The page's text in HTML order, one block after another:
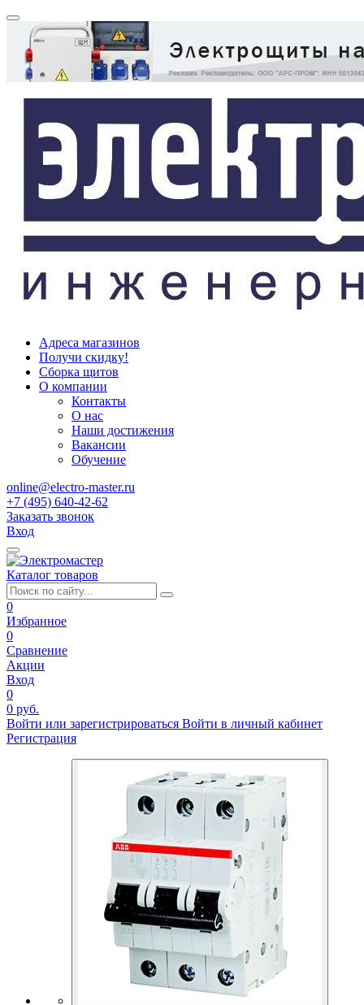
Адреса магазинов
Получи скидку!
Сборка щитов
О компании
Контакты
О нас
Наши достижения
Вакансии
Обучение
online@electro-master.ru
+7 (495) 640-42-62
Заказать звонок
Вход
Каталог товаров
0
Избранное
0
Сравнение
Акции
Вход
0
0 руб.
Войти или зарегистрироваться Войти в личный кабинет
Регистрация